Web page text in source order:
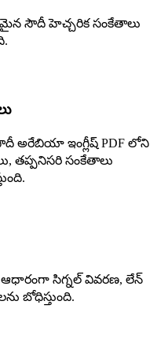
సౌదీ హెచ్చరిక సంకేతాలు
అరేబియా ఇంగ్లీష్ PDF లోని
తప్పనిసరి సంకేతాలు
ఆధారంగా సిగ్నల్ వివరణ, లేన్
బోధిస్తుంది.